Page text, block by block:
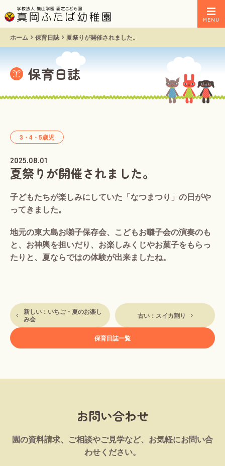
MENU
ホーム 保育日誌 夏祭りが開催されました。
保育日誌
3・4・5歳児
2025.08.01
夏祭りが開催されました。
子どもたちが楽しみにしていた「なつまつり」の日がや
ってきました。
地元の東大島お囃子保存会、こどもお囃子会の演奏のも
と、お神輿を担いだり、お楽しみくじやお菓子をもらっ
たりと、夏ならではの体験が出来ましたね。
新しい：いちご・夏のお楽し
み会
古い：スイカ割り
保育日誌一覧
お問い合わせ
園の資料請求、ご相談やご見学など、お気軽にお問い合
わせください。